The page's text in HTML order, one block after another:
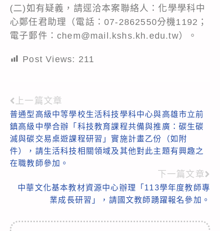
(二)如有疑義，請逕洽本案聯絡人：化學學科中
心鄭任君助理（電話：07-2862550分機1192；
電子郵件：chem@mail.kshs.kh.edu.tw）。
Post Views: 211
Read
more
articles
上一篇文章
普通型高級中等學校生活科技學科中心與高雄市立前
鎮高級中學合辦「科技教育課程共備與推廣：碳生碳
滅與碳交易桌遊課程研習」實施計畫乙份（如附
件），請生活科技相關領域及其他對此主題有興趣之
在職教師參加。
下一篇文章
中華文化基本教材資源中心辦理「113學年度教師專
業成長研習」，請國文教師踴躍報名參加。